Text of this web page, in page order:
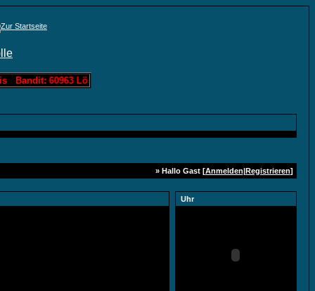
60963 Löschis Slotmachine: 3000 Löschis Lotto: 121449
» Hallo Gast [Anmelden|Registrieren]
Uhr